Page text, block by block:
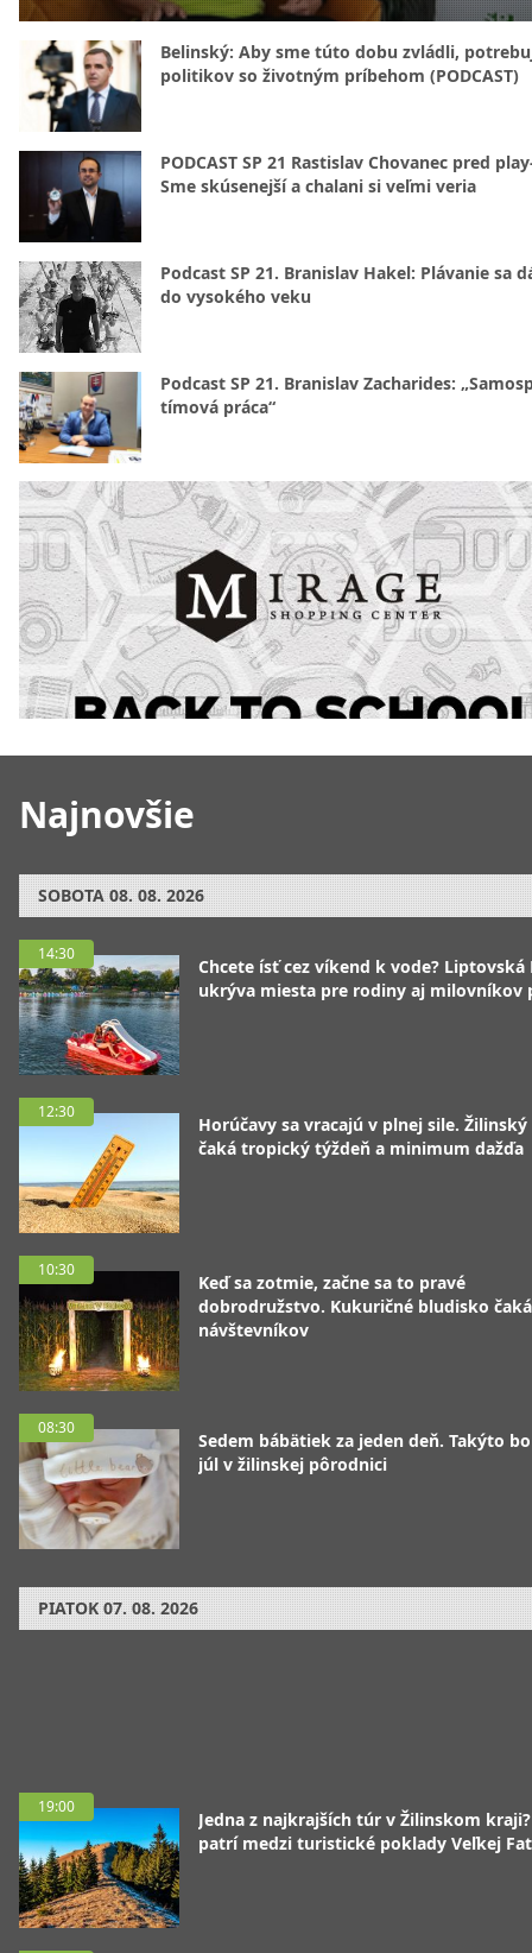
Najnovšie
SOBOTA 08. 08. 2026
14:30
Chcete ísť cez víkend k vode? Liptovská
ukrýva miesta pre rodiny aj milovníkov
12:30
Horúčavy sa vracajú v plnej sile.
čaká tropický týždeň a minimum dažďa
10:30
Keď sa zotmie, začne sa to pravé
dobrodružstvo. Kukuričné bludisko
návštevníkov
08:30
Sedem bábätiek za jeden deň. Takýto
júl v žilinskej pôrodnici
PIATOK 07. 08. 2026
19:00
Jedna z najkrajších túr v Žilinskom
patrí medzi turistické poklady Veľkej
Belinský: Aby sme túto dobu zvládli,
politikov so životným príbehom (PODCAST)
PODCAST SP 21 Rastislav Chovanec pred
Sme skúsenejší a chalani si veľmi veria
Podcast SP 21. Branislav Hakel: Plávanie sa
do vysokého veku
Podcast SP 21. Branislav Zacharides:
tímová práca“